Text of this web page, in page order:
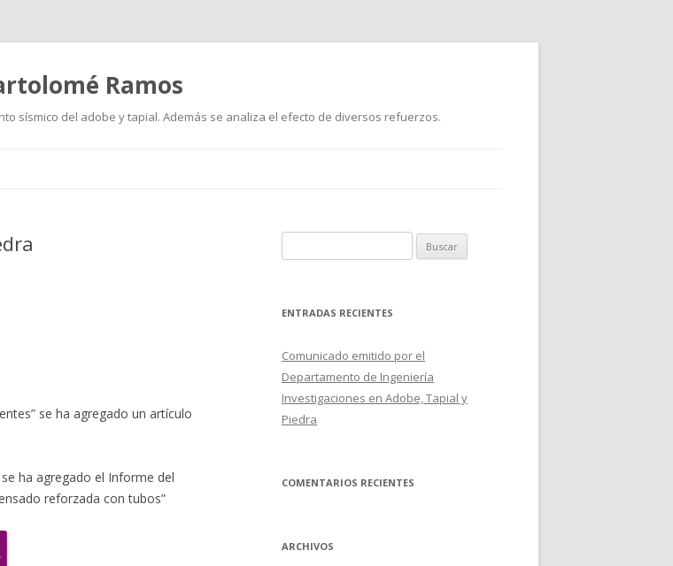
Ramos
sísmico del adobe y tapial. Además se analiza el efecto de diversos refuerzos.
se ha agregado un artículo
ha agregado el Informe del
reforzada con tubos”
u
c
r
:
ENTRADAS RECIENTES
Comunicado emitido por el
Departamento de Ingeniería
Investigaciones en Adobe, Tapial y
Piedra
COMENTARIOS RECIENTES
ARCHIVOS